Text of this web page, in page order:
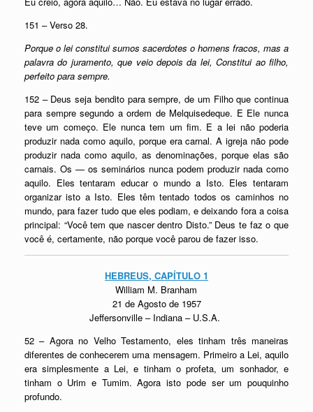
151 – Verso 28.
Porque o lei constitui sumos sacerdotes o homens fracos, mas a
palavra do juramento, que veio depois da lei, Constitui ao filho,
perfeito para sempre.
152 – Deus seja bendito para sempre, de um Filho que continua
para sempre segundo a ordem de Melquisedeque. E Ele nunca
teve um começo. Ele nunca tem um fim. E a lei não poderia
produzir nada como aquilo, porque era carnal. A igreja não pode
produzir nada como aquilo, as denominações, porque elas são
carnais. Os — os seminários nunca podem produzir nada como
aquilo. Eles tentaram educar o mundo a Isto. Eles tentaram
organizar isto a Isto. Eles têm tentado todos os caminhos no
mundo, para fazer tudo que eles podiam, e deixando fora a coisa
principal: “Você tem que nascer dentro Disto.” Deus te faz o que
você é, certamente, não porque você parou de fazer isso.
HEBREUS, CAPÍTULO 1
William M. Branham
21 de Agosto de 1957
Jeffersonville – Indiana – U.S.A.
52 – Agora no Velho Testamento, eles tinham três maneiras
diferentes de conhecerem uma mensagem. Primeiro a Lei, aquilo
era simplesmente a Lei, e tinham o profeta, um sonhador, e
tinham o Urim e Tumim. Agora isto pode ser um pouquinho
profundo.